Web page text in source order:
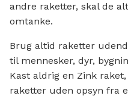
andre raketter, skal de
omtanke.
Brug altid raketter
til mennesker, dyr,
Kast aldrig en Zink
raketter uden opsyn fra